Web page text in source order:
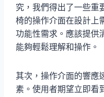
究，我們得出了一些重
椅的操作介面在設計上
功能性需求。應該提供
能夠輕鬆理解和操作。
其次，操作介面的響應
素。使用者期望立即看